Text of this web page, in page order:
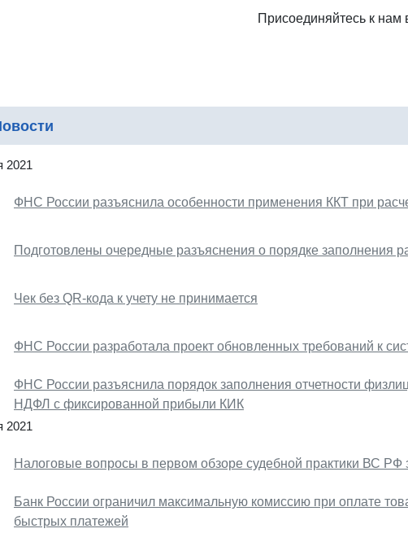
Присоединяйтесь к нам
2021
ФНС России разъяснила особенности применения ККТ при
Подготовлены очередные разъяснения о порядке заполнения
Чек без QR-кода к учету не принимается
ФНС России разработала проект обновленных требований к
ФНС России разъяснила порядок заполнения отчетности
НДФЛ с фиксированной прибыли КИК
2021
Налоговые вопросы в первом обзоре судебной практики ВС РФ
Банк России ограничил максимальную комиссию при оплате
быстрых платежей